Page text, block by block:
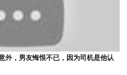
外，男友悔恨不已，因为司机是他认